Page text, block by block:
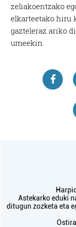
zeliakoentzako
elkarteetako hiru
gazteleraz ariko
umeekin.
Astekarko eduki
ditugun zozketa eta